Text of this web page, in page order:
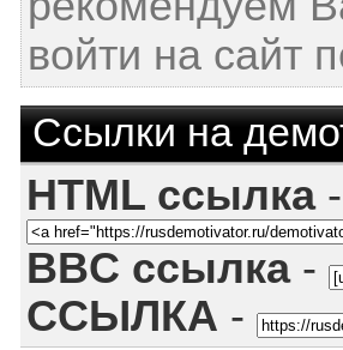
войти на сайт
Ссылки на
HTML ссылка-
BBC ссылка-
ССЫЛКА -